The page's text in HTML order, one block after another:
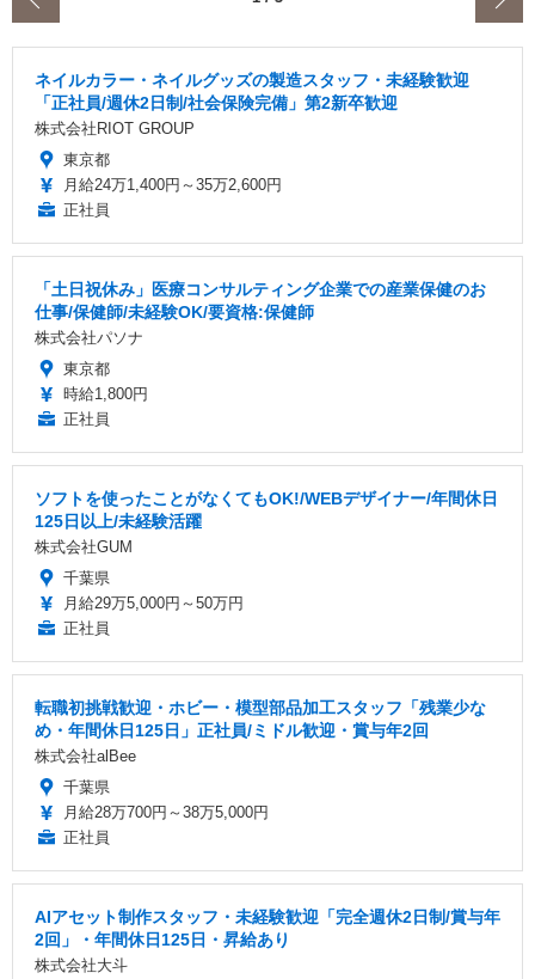
ネイルカラー・ネイルグッズの製造スタッフ・未経験歓迎
「正社員/週休2日制/社会保険完備」第2新卒歓迎
株式会社RIOT GROUP
東京都
月給24万1,400円～35万2,600円
正社員
「土日祝休み」医療コンサルティング企業での産業保健のお
仕事/保健師/未経験OK/要資格:保健師
株式会社パソナ
東京都
時給1,800円
正社員
ソフトを使ったことがなくてもOK!/WEBデザイナー/年間休日
125日以上/未経験活躍
株式会社GUM
千葉県
月給29万5,000円～50万円
正社員
転職初挑戦歓迎・ホビー・模型部品加工スタッフ「残業少な
め・年間休日125日」正社員/ミドル歓迎・賞与年2回
株式会社alBee
千葉県
月給28万700円～38万5,000円
正社員
AIアセット制作スタッフ・未経験歓迎「完全週休2日制/賞与年
2回」・年間休日125日・昇給あり
株式会社大斗